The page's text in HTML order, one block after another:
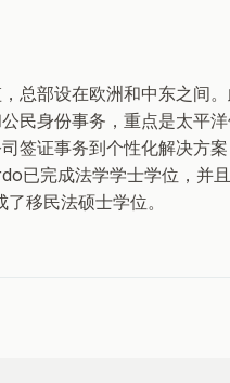
总部设在欧洲和中东之间
民身份事务，重点是太平
签证事务到个性化解决方
已完成法学学士学位，并
移民法硕士学位。